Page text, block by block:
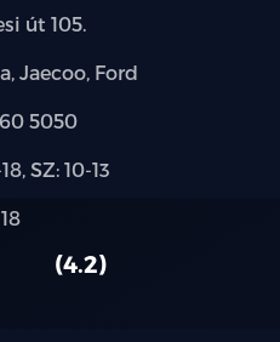
út 105.
Jaecoo, Ford
5050
SZ: 10-13
4.2